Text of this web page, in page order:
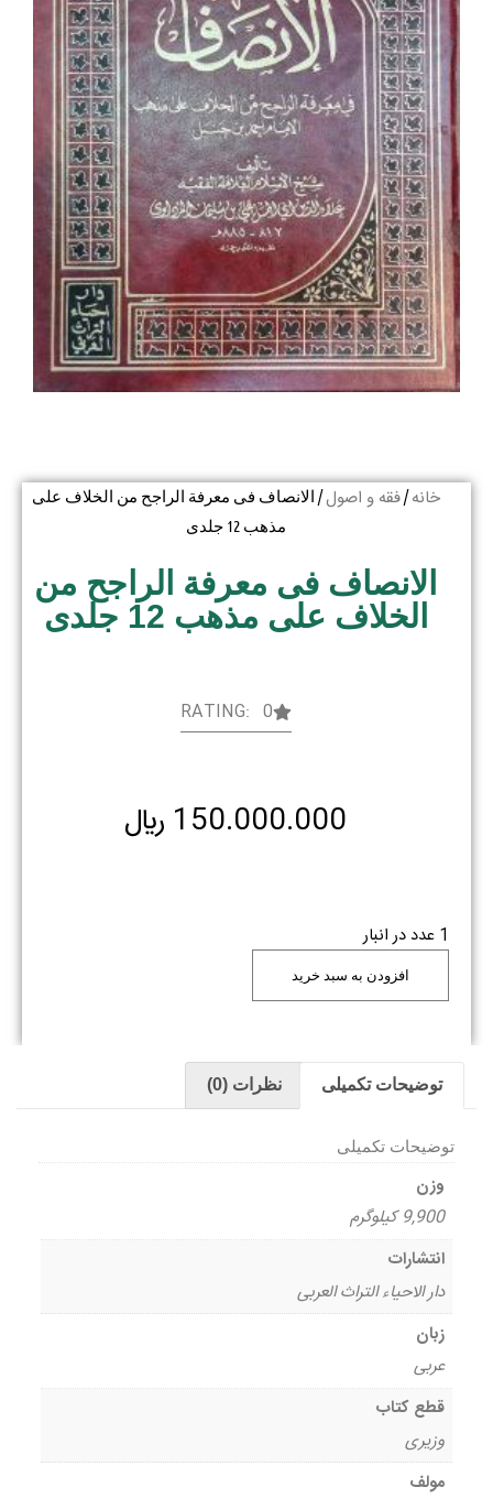
خانه/فقه و اصول/ الانصاف فی معرفة الراجح من الخلاف علی
مذهب 12 جلدی
الانصاف فی معرفة الراجح من
الخلاف علی مذهب 12 جلدی
RATING: 0
150.000.000 ﷼
1 عدد در انبار
افزودن به سبد خرید
توضیحات تکمیلی نظرات (0)
توضیحات تکمیلی
وزن
9,900 کیلوگرم
انتشارات
دار الاحیاء التراث العربی
زبان
عربی
قطع کتاب
وزیری
مولف